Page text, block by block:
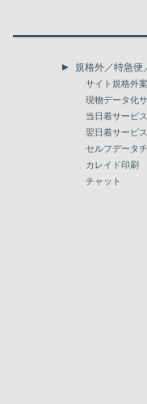
規格外／特急便
サイト規格外
現物データ化
当日着サービス
翌日着サービス
セルフデータ
カレイド印刷
チャット